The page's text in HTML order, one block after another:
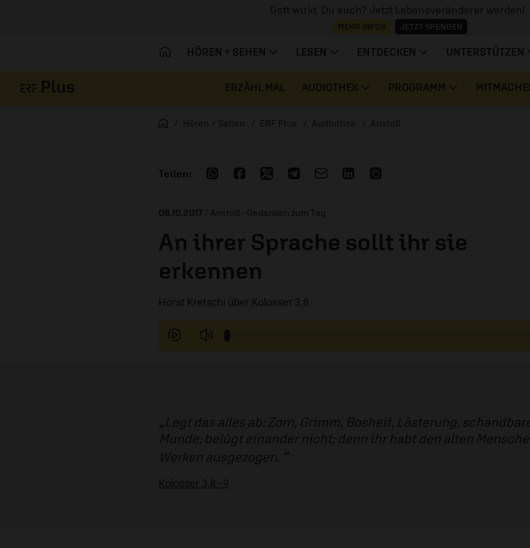
Gott wirkt. Du auch? Jetzt Lebensveränderer werden!
MEHR INFOS JETZT SPENDEN
HÖREN + SEHEN LESEN ENTDECKEN UNTERSTÜTZEN
ERZÄHL MAL AUDIOTHEK PROGRAMM
Startseite
Hören + Sehen ERF Plus Audiothek Anstoß
08.10.2017 / Anstoß - Gedanken zum Tag
An ihrer Sprache sollt ihr sie
erkennen
Horst Kretschi über Kolosser 3,8.
Legt das alles ab: Zorn, Grimm, Bosheit, Lästerung,
Munde; belügt einander nicht; denn ihr habt den alten
Werken ausgezogen.
Kolosser 3,8–9